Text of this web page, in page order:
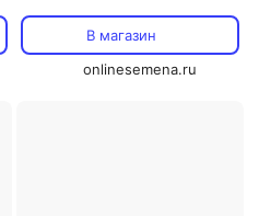
В магазин
onlinesemena.ru